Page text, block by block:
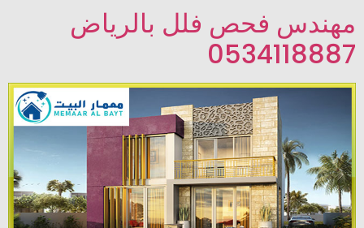
مهندس فحص فلل بالرياض
0534118887